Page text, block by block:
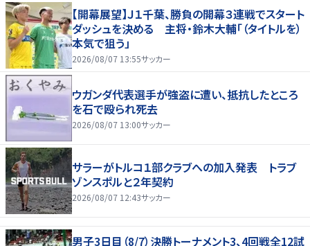
【開幕展望】Ｊ１千葉、勝負の開幕３連戦でスタート
ダッシュを決める 主将・鈴木大輔「（タイトルを）
本気で狙う」
2026/08/07 13:55サッカー
ウガンダ代表選手が強盗に遭い、抵抗したところ
を石で殴られ死去
2026/08/07 13:00サッカー
サラーがトルコ１部クラブへの加入発表 トラブ
ゾンスポルと２年契約
2026/08/07 12:43サッカー
男子3日目（8/7）決勝トーナメント3、4回戦全12試